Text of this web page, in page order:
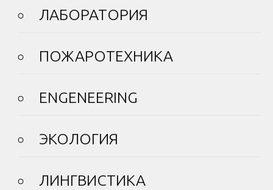
ЛАБОРАТОРИЯ
ПОЖАРОТЕХНИКА
ENGENEERING
ЭКОЛОГИЯ
ЛИНГВИСТИКА